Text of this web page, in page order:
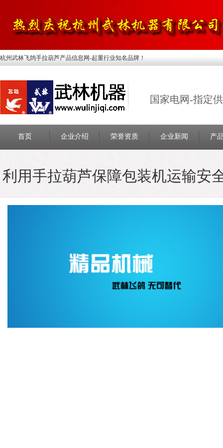
杭州武林飞鸽手拉葫芦产品信息网-起重行业知名品牌！
国家电网-指定
首页 企业介绍 荣誉资质 企业新闻 产
利用手拉葫芦保障包装机运输安